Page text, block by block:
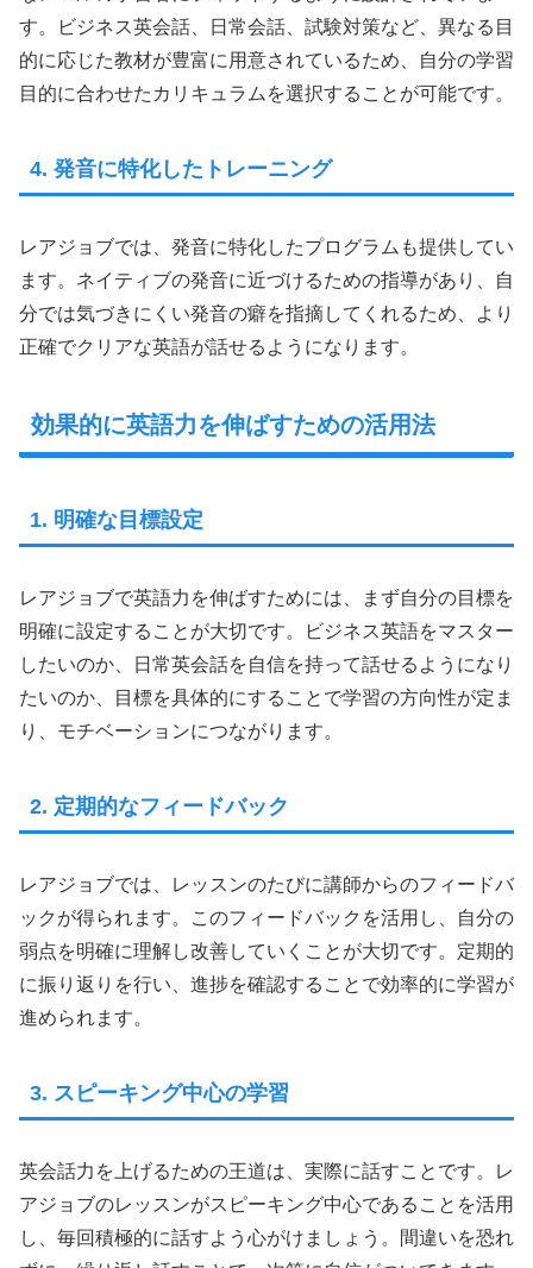
す。ビジネス英会話、日常会話、試験対策など、異なる目
的に応じた教材が豊富に用意されているため、自分の学習
目的に合わせたカリキュラムを選択することが可能です。
4. 発音に特化したトレーニング
レアジョブでは、発音に特化したプログラムも提供してい
ます。ネイティブの発音に近づけるための指導があり、自
分では気づきにくい発音の癖を指摘してくれるため、より
正確でクリアな英語が話せるようになります。
効果的に英語力を伸ばすための活用法
1. 明確な目標設定
レアジョブで英語力を伸ばすためには、まず自分の目標を
明確に設定することが大切です。ビジネス英語をマスター
したいのか、日常英会話を自信を持って話せるようになり
たいのか、目標を具体的にすることで学習の方向性が定ま
り、モチベーションにつながります。
2. 定期的なフィードバック
レアジョブでは、レッスンのたびに講師からのフィードバ
ックが得られます。このフィードバックを活用し、自分の
弱点を明確に理解し改善していくことが大切です。定期的
に振り返りを行い、進捗を確認することで効率的に学習が
進められます。
3. スピーキング中心の学習
英会話力を上げるための王道は、実際に話すことです。レ
アジョブのレッスンがスピーキング中心であることを活用
し、毎回積極的に話すよう心がけましょう。間違いを恐れ